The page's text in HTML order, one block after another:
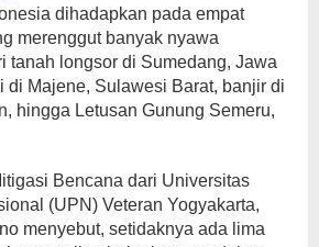
dihadapkan pada empat
merenggut banyak nyawa
tanah longsor di Sumedang, Jawa
di Majene, Sulawesi Barat, banjir di
hingga Letusan Gunung Semeru,
Bencana dari Universitas
(UPN) Veteran Yogyakarta,
menyebut, setidaknya ada lima